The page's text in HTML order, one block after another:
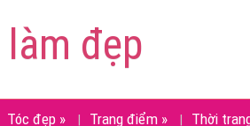
đẹp
Tóc đẹp » Trang điểm » Thời